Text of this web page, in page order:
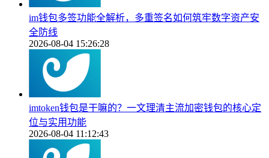
im钱包多签功能全解析，多重签名如何筑牢数字资产安
全防线
2026-08-04 15:26:28
imtoken钱包是干嘛的？一文理清主流加密钱包的核心定
位与实用功能
2026-08-04 11:12:43